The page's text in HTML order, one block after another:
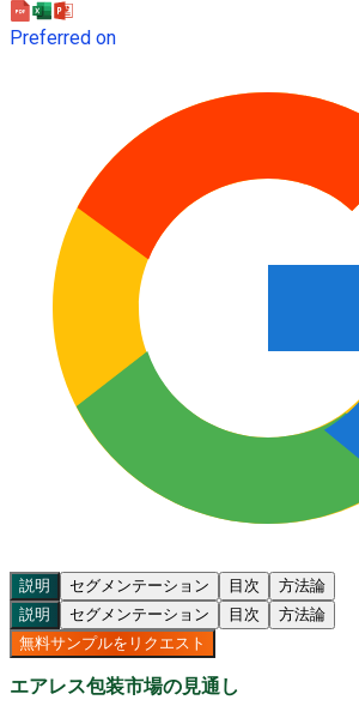
Preferred on
説明 セグメンテーション 目次
方法論
説明
セグメンテーション 目次
方法論
無料サンプルをリクエスト
エアレス包装市場の見通し